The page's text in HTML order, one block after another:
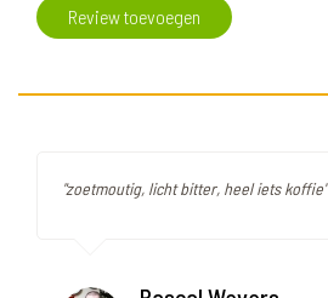
Review toevoegen
"zoetmoutig, licht bitter, heel iets koffie"